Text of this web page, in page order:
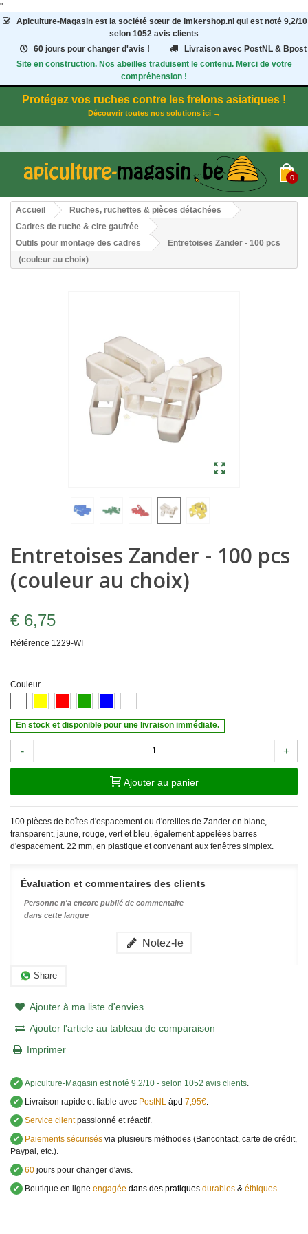
"
Apiculture-Magasinest la société sœur de Imkershop.nl qui est noté 9,2/10
selon 1052 avis clients
60 jours pour changer d'avis !
Livraison avec PostNL & Bpost
Site en construction. Nos abeilles traduisent le contenu. Merci de votre
compréhension !
Protégez vos ruches contre les frelons asiatiques !
Découvrir toutes nos solutions ici →
0
Accueil
Ruches, ruchettes & pièces détachées
Cadres de ruche & cire gaufrée
Outils pour montage des cadres
Entretoises Zander - 100 pcs
(couleur au choix)
Entretoises Zander - 100 pcs
(couleur au choix)
€ 6,75
Référence 1229-WI
Couleur
En stock et disponible pour une livraison immédiate.
- +
Ajouter au panier
100 pièces de boîtes d'espacement ou d'oreilles de Zander en blanc,
transparent, jaune, rouge, vert et bleu, également appelées barres
d'espacement. 22 mm, en plastique et convenant aux fenêtres simplex.
Évaluation et commentaires des clients
Personne n'a encore publié de commentaire
dans cette langue
Notez-le
Share
Ajouter à ma liste d'envies
Ajouter l'article au tableau de comparaison
Imprimer
✔ Apiculture-Magasin est noté 9.2/10 - selon 1052 avis clients
✔
Livraison rapide et fiable avec PostNL àpd 7,95€
✔ Service clientpassionné et réactif.
✔
Paiements sécurisés via plusieurs méthodes (Bancontact, carte de crédit,
Paypal, etc.).
✔ 60 jours pour changer d'avis.
✔
Boutique en ligne engagée dans des pratiques durables & éthiques